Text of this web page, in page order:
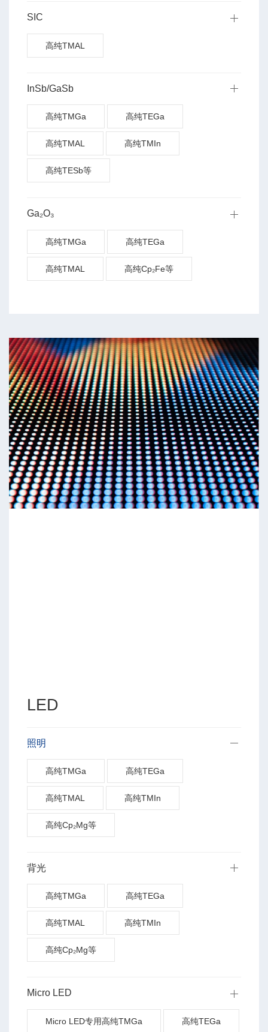
SIC
高纯TMAL
InSb/GaSb
高纯TMGa 高纯TEGa
高纯TMAL 高纯TMIn
高纯TESb等
Ga₂O₃
高纯TMGa 高纯TEGa
高纯TMAL 高纯Cp₂Fe等
LED
照明
高纯TMGa 高纯TEGa
高纯TMAL 高纯TMIn
高纯Cp₂Mg等
背光
高纯TMGa 高纯TEGa
高纯TMAL 高纯TMIn
高纯Cp₂Mg等
Micro LED
Micro LED专用高纯TMGa 高纯TEGa